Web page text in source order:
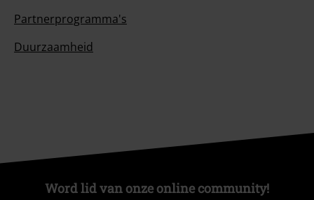
Partnerprogramma's
Duurzaamheid
Word lid van onze online community!